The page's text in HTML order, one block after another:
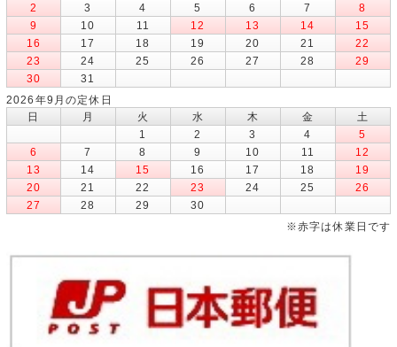
2
3 4 5 6 7
8
9
10 11 12 13 14
15
16
17 18 19 20 21
22
23
24 25 26 27 28
29
30
31
2026年9月の定休日
日
月 火 水 木 金
土
1
2 3 4
5
6
7 8 9 10 11
12
13
14 15 16 17 18
19
20
21 22 23 24 25
26
27
28 29
30
※赤字は休業日です